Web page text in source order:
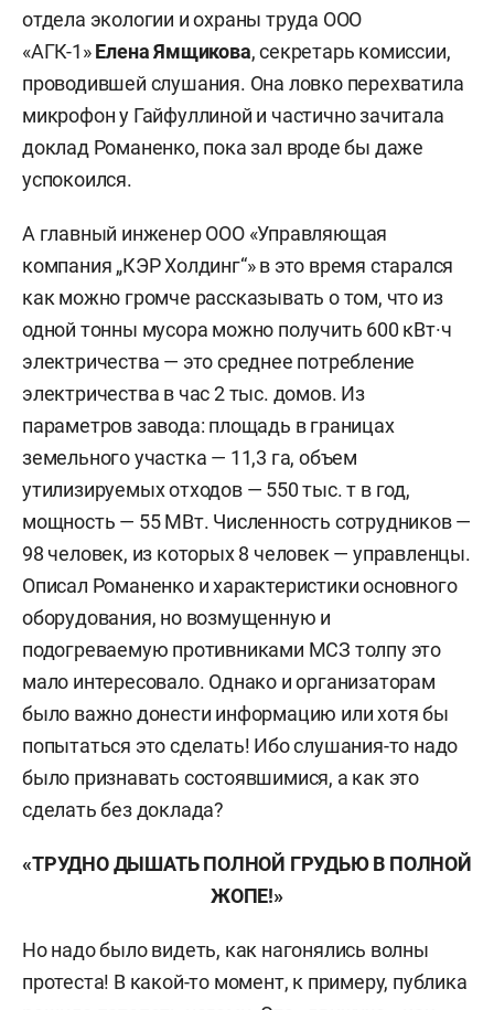
отдела экологии и охраны труда ООО
«АГК-1»Елена Ямщикова, секретарь комиссии,
проводившей слушания. Она ловко перехватила
микрофон у Гайфуллиной и частично зачитала
доклад Романенко, пока зал вроде бы даже
успокоился.
А главный инженер ООО «Управляющая
компания „КЭР Холдинг“» в это время старался
как можно громче рассказывать о том, что из
одной тонны мусора можно получить 600 кВт·ч
электричества — это среднее потребление
электричества в час 2 тыс. домов. Из
параметров завода: площадь в границах
земельного участка — 11,3 га, объем
утилизируемых отходов — 550 тыс. т в год,
мощность — 55 МВт. Численность сотрудников —
98 человек, из которых 8 человек — управленцы.
Описал Романенко и характеристики основного
оборудования, но возмущенную и
подогреваемую противниками МСЗ толпу это
мало интересовало. Однако и организаторам
было важно донести информацию или хотя бы
попытаться это сделать! Ибо слушания-то надо
было признавать состоявшимися, а как это
сделать без доклада?
«ТРУДНО ДЫШАТЬ ПОЛНОЙ ГРУДЬЮ В ПОЛНОЙ
ЖОПЕ!»
Но надо было видеть, как нагонялись волны
протеста! В какой-то момент, к примеру, публика